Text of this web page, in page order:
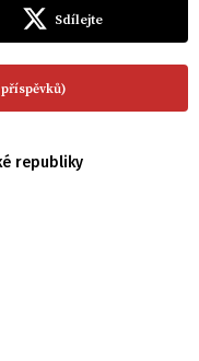
Sdílejte
republiky